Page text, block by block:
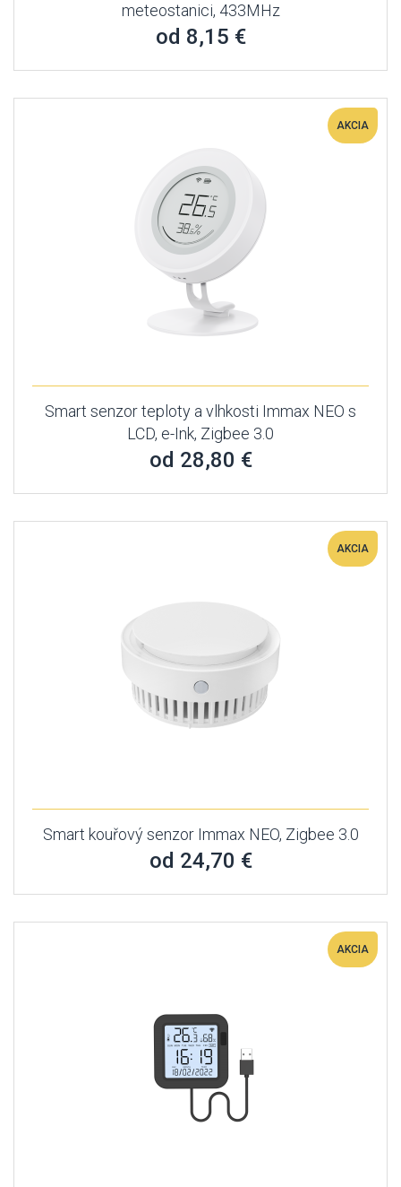
meteostanici, 433MHz
od 8,15 €
AKCIA
Smart senzor teploty a vlhkosti Immax NEO s
LCD, e-Ink, Zigbee 3.0
od 28,80 €
AKCIA
Smart kouřový senzor Immax NEO, Zigbee 3.0
od 24,70 €
AKCIA